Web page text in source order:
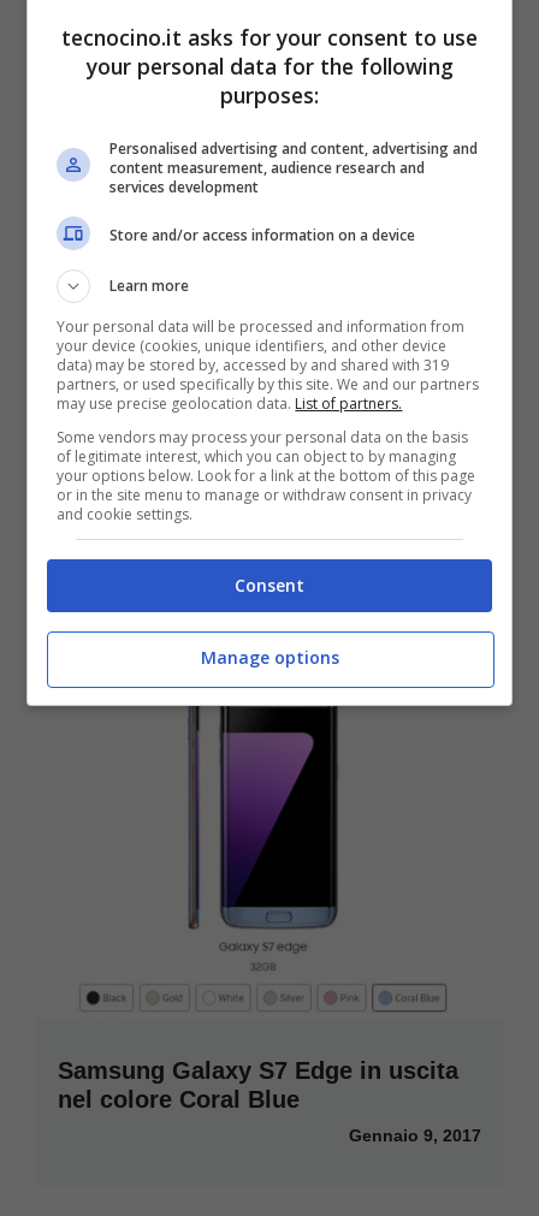
Nougat a breve
Gennaio 13, 2017
Samsung Galaxy S7: aggiornamento
ad Android 7.1.1 Nougat in arrivo
Samsung Galaxy S7 Edge in uscita
nel colore Coral Blue
Gennaio 9, 2017
tecnocino.it asks for your consent to use
your personal data for the following
purposes:
Personalised advertising and content, advertising and
content measurement, audience research and
services development
Store and/or access information on a device
Learn more
Your personal data will be processed and information from
your device (cookies, unique identifiers, and other device
data) may be stored by, accessed by and shared with 319
partners, or used specifically by this site. We and our partners
may use precise geolocation data. List of partners.
Some vendors may process your personal data on the basis
of legitimate interest, which you can object to by managing
your options below. Look for a link at the bottom of this page
or in the site menu to manage or withdraw consent in privacy
and cookie settings.
Consent
Manage options